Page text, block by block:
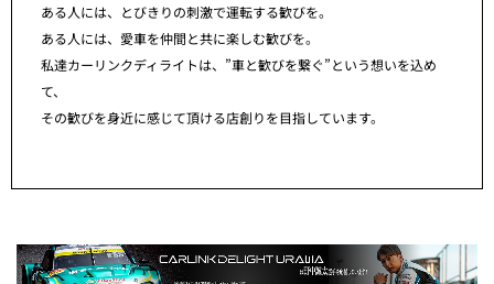
ある人には、とびきりの刺激で運転する歓びを。
ある人には、愛車を仲間と共に楽しむ歓びを。
私達カーリンクディライトは、”車と歓びを繋ぐ”という想いを込め
て、
その歓びを身近に感じて頂ける店創りを目指しています。